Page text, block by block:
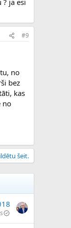
ja esi
#9
no
bez
kas
no
šeit.